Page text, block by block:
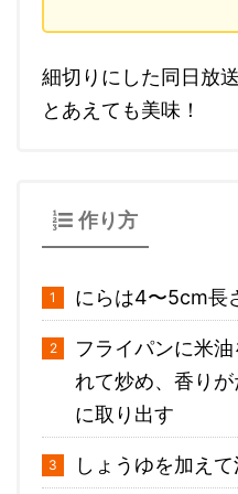
細切りにした同日放
とあえても美味！
作り方
にらは4〜5cm長
フライパンに米
れて炒め、香り
に取り出す
しょうゆを加え